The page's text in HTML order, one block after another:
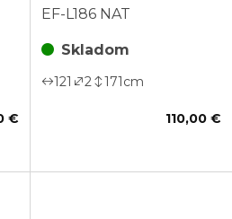
€
EF-L186 NAT
Skladom
121 2 171cm
110,00 €